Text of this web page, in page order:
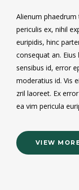
Alienum
periculis ex, nihil
euripidis, hinc
consequat an.
sensibus id, error
moderatius id. Vis
zril laoreet. Ex
ea vim pericula
VIEW